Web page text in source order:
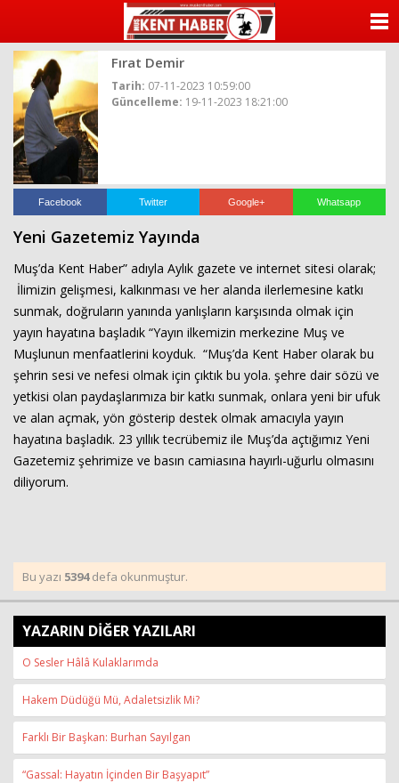
Fırat Demir
Tarih: 07-11-2023 10:59:00
Güncelleme: 19-11-2023 18:21:00
Facebook Twitter Google+ Whatsapp
Yeni Gazetemiz Yayında
Muş’da Kent Haber” adıyla Aylık gazete ve internet sitesi olarak;
İlimizin gelişmesi, kalkınması ve her alanda ilerlemesine katkı
sunmak, doğruların yanında yanlışların karşısında olmak için
yayın hayatına başladık “Yayın ilkemizin merkezine Muş ve
Muşlunun menfaatlerini koyduk. “Muş’da Kent Haber olarak bu
şehrin sesi ve nefesi olmak için çıktık bu yola. şehre dair sözü ve
yetkisi olan paydaşlarımıza bir katkı sunmak, onlara yeni bir ufuk
ve alan açmak, yön gösterip destek olmak amacıyla yayın
hayatına başladık. 23 yıllık tecrübemiz ile Muş’da açtığımız Yeni
Gazetemiz şehrimize ve basın camiasına hayırlı-uğurlu olmasını
diliyorum.
Bu yazı 5394defa okunmuştur.
YAZARIN DİĞER YAZILARI
O Sesler Hâlâ Kulaklarımda
Hakem Düdüğü Mü, Adaletsizlik Mi?
Farklı Bir Başkan: Burhan Sayılgan
“Gassal: Hayatın İçinden Bir Başyapıt”
ANASAYFA
YAZARLAR
Haberin Doğru Adresi.